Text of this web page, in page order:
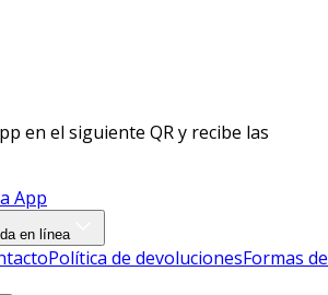
en el siguiente QR y recibe las
App
en línea
Política de devolucionesFormas de